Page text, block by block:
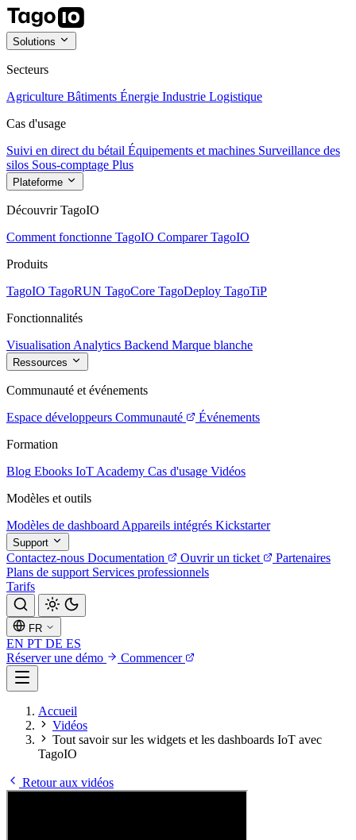
Solutions
Secteurs
Agriculture Bâtiments Énergie Industrie Logistique
Cas d'usage
Suivi en direct du bétail Équipements et machines Surveillance des
silos Sous-comptage Plus
Plateforme
Découvrir TagoIO
Comment fonctionne TagoIO Comparer TagoIO
Produits
TagoIO TagoRUN TagoCore TagoDeploy TagoTiP
Fonctionnalités
Visualisation Analytics Backend Marque blanche
Ressources
Communauté et événements
Espace développeurs Communauté
Événements
Formation
Blog Ebooks IoT Academy Cas d'usage Vidéos
Modèles et outils
Modèles de dashboard Appareils intégrés Kickstarter
Support
Contactez-nous Documentation Ouvrir un ticket
Partenaires
Plans de support Services professionnels
Tarifs
FR
EN PT DE ES
Réserver une démo
Commencer
Accueil
Vidéos
Tout savoir sur les widgets et les dashboards IoT avec
TagoIO
Retour aux vidéos